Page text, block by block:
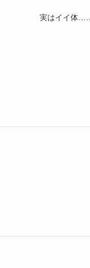
実はイイ体